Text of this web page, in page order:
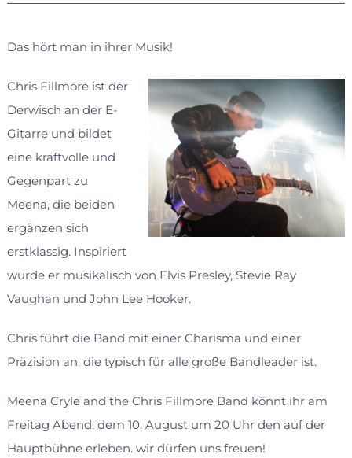
Das hört man in ihrer Musik!
Chris Fillmore ist der
Derwisch an der E-
Gitarre und bildet
eine kraftvolle und
Gegenpart zu
Meena, die beiden
ergänzen sich
erstklassig. Inspiriert
wurde er musikalisch von Elvis Presley, Stevie Ray
Vaughan und John Lee Hooker.
Chris führt die Band mit einer Charisma und einer
Präzision an, die typisch für alle große Bandleader ist.
Meena Cryle and the Chris Fillmore Band könnt ihr am
Freitag Abend, dem 10. August um 20 Uhr den auf der
Hauptbühne erleben. wir dürfen uns freuen!